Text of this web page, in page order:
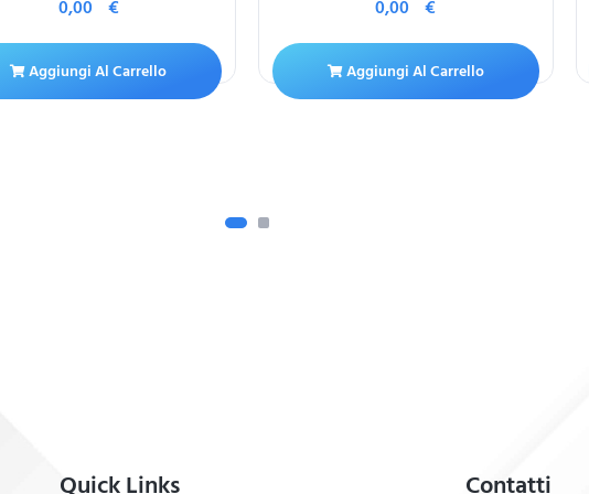
0,00 €
Aggiungi Al Carrello
0,00€
Aggiungi Al Carrello
Quick Links Contatti